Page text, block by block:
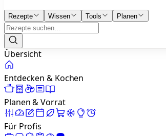
Rezepte Wissen Tools Planen
Übersicht
Entdecken & Kochen
Planen & Vorrat
Für Profis